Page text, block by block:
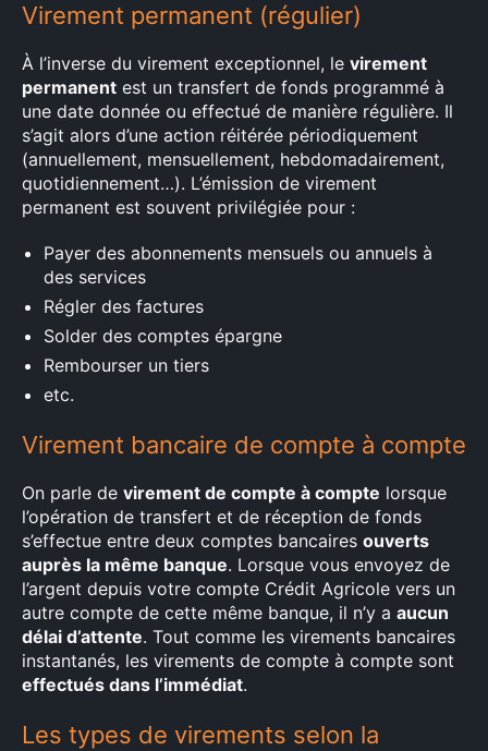
Virement permanent (régulier)
À l’inverse du virement exceptionnel, le virement
permanent est un transfert de fonds programmé à
une date donnée ou effectué de manière régulière. Il
s’agit alors d’une action réitérée périodiquement
(annuellement, mensuellement, hebdomadairement,
quotidiennement…). L’émission de virement
permanent est souvent privilégiée pour :
Payer des abonnements mensuels ou annuels à
des services
Régler des factures
Solder des comptes épargne
Rembourser un tiers
etc.
Virement bancaire de compte à compte
On parle de virement de compte à compte lorsque
l’opération de transfert et de réception de fonds
s’effectue entre deux comptes bancaires ouverts
auprès la même banque. Lorsque vous envoyez de
l’argent depuis votre compte Crédit Agricole vers un
autre compte de cette même banque, il n’y a aucun
délai d’attente. Tout comme les virements bancaires
instantanés, les virements de compte à compte sont
effectués dans l’immédiat.
Les types de virements selon la